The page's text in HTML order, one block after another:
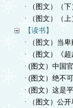
· （图文）（
· （图文）（
【读书】
· （图文）当
· （图文）《
· (图文）中国
· (图文）绝不
· (图文）这是
· （图文）公